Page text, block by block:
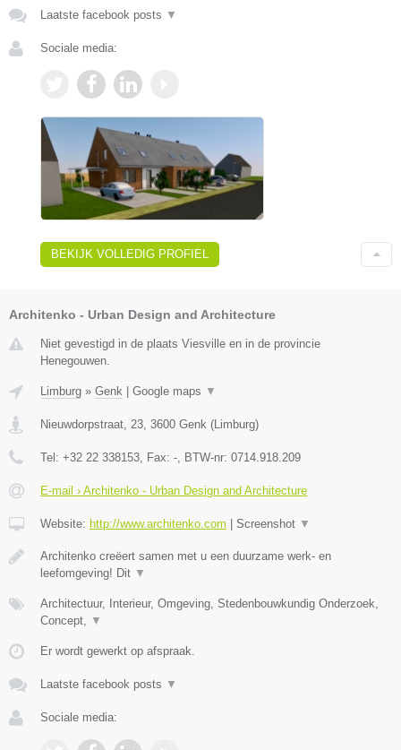
Laatste facebook posts ▼
Sociale media:
BEKIJK VOLLEDIG PROFIEL
Architenko - Urban Design and Architecture
Niet gevestigd in de plaats Viesville en in de provincie
Henegouwen.
Limburg » Genk Google maps ▼
Nieuwdorpstraat, 23 3600 Genk ( Limburg)
Tel: +32 22 338153 , Fax: - , BTW-nr: 0714.918.209
E-mail › Architenko - Urban Design and Architecture
Website: http://www.architenko.com Screenshot ▼
Architenko creëert samen met u een duurzame werk- en
leefomgeving! Dit ▼
Architectuur, Interieur, Omgeving, Stedenbouwkundig Onderzoek,
Concept,
▼
Er wordt gewerkt op afspraak.
Laatste facebook posts ▼
Sociale media: